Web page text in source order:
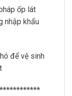
ốp lát
nhập khẩu
để vệ sinh